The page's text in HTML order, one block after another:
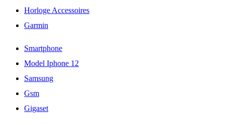
Horloge Accessoires
Garmin
Smartphone
Model Iphone 12
Samsung
Gsm
Gigaset